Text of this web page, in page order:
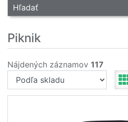
Hľadať
Piknik
Nájdených záznamov 117